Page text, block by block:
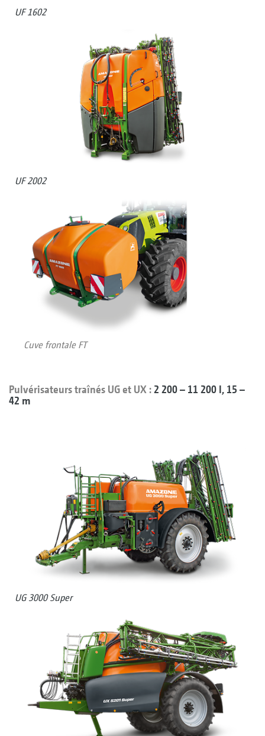
UF 1602
UF 2002
Cuve frontale FT
Pulvérisateurs traînés UG et UX :2 200 – 11 200 l, 15 –
42 m
UG 3000 Super